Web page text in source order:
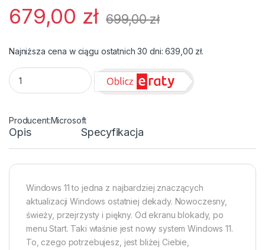
679,00 zł 699,00zł
Najniższa cena w ciągu ostatnich 30 dni:639,00 zł.
Windows 11 Pro 64 bit DVD PL quantity
Microsoft
Opis Specyfikacja
Windows 11 to jedna z najbardziej znaczących
aktualizacji Windows ostatniej dekady. Nowoczesny,
świeży, przejrzysty i piękny. Od ekranu blokady, po
menu Start. Taki właśnie jest nowy system Windows 11.
To, czego potrzebujesz, jest bliżej Ciebie,